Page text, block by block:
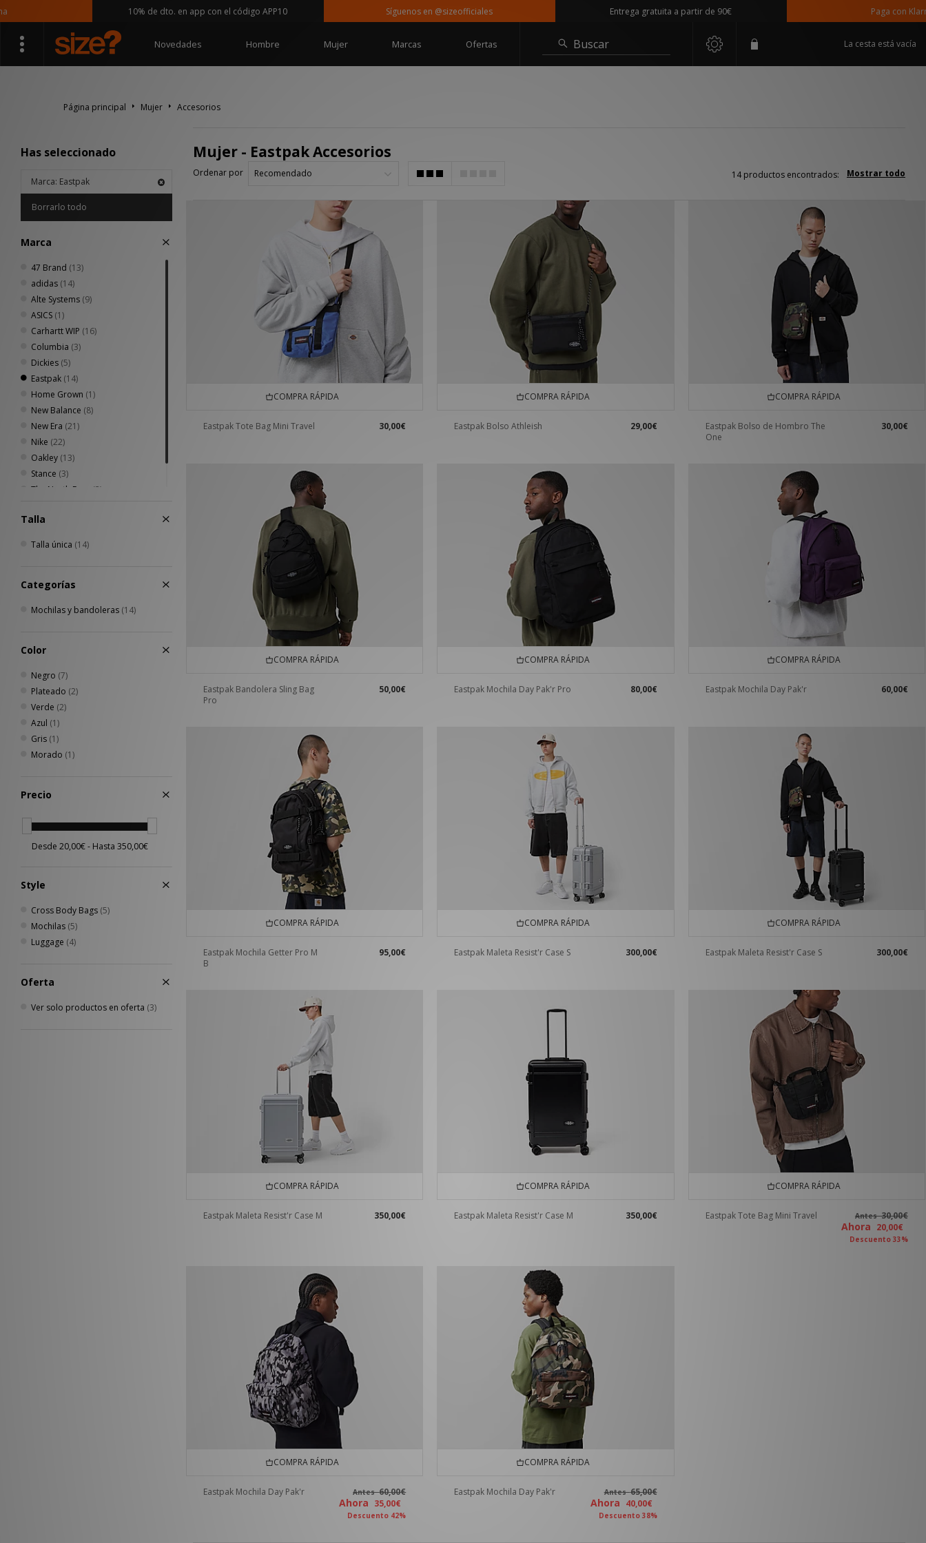
10% de dto. en app con el código APP10 Síguenos en @sizeofficiales Entrega gratuita a partir de 90€ Paga con Klarna
Novedades Hombre Mujer Marcas Ofertas Buscar La cesta está vacía
Página principal Mujer Accesorios
Has seleccionado
Marca: Eastpak
Borrarlo todo
Marca
47 Brand (13)
adidas (14)
Alte Systems (9)
ASICS (1)
Carhartt WIP (16)
Columbia (3)
Dickies (5)
Eastpak (14)
Home Grown (1)
New Balance (8)
New Era (21)
Nike (22)
Oakley (13)
Stance (3)
The North Face
(2)
Talla
Talla única (14)
Categorías
Mochilas y bandoleras (14)
Color
Negro (7)
Plateado (2)
Verde (2)
Azul (1)
Gris (1)
Morado (1)
Precio
Style
Cross Body Bags (5)
Mochilas (5)
Luggage (4)
Oferta
Ver solo productos en oferta (3)
Mujer - Eastpak Accesorios
Ordenar por Mostrar todo
14 productos encontrados:
COMPRA RÁPIDA
Eastpak Tote Bag Mini Travel 30,00€
COMPRA RÁPIDA
Eastpak Bolso Athleish 29,00€
COMPRA RÁPIDA
Eastpak Bolso de Hombro The
One
30,00€
COMPRA RÁPIDA
Eastpak Bandolera Sling Bag
Pro
50,00€
COMPRA RÁPIDA
Eastpak Mochila Day Pak'r Pro 80,00€
COMPRA RÁPIDA
Eastpak Mochila Day Pak'r 60,00€
COMPRA RÁPIDA
Eastpak Mochila Getter Pro M
B
95,00€
COMPRA RÁPIDA
Eastpak Maleta Resist'r Case S 300,00€
COMPRA RÁPIDA
Eastpak Maleta Resist'r Case S 300,00€
COMPRA RÁPIDA
Eastpak Maleta Resist'r Case M 350,00€
COMPRA RÁPIDA
Eastpak Maleta Resist'r Case M 350,00€
COMPRA RÁPIDA
Eastpak Tote Bag Mini Travel Antes30,00€
Ahora 20,00€
Descuento 33%
COMPRA RÁPIDA
Eastpak Mochila Day Pak'r Antes60,00€
Ahora 35,00€
Descuento 42%
COMPRA RÁPIDA
Eastpak Mochila Day Pak'r Antes65,00€
Ahora 40,00€
Descuento 38%